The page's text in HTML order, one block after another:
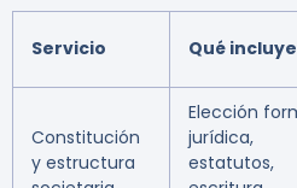
Servicio Qué incluye
Constitución
y estructura
Elección
jurídica,
estatutos,